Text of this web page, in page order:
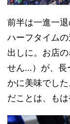
前半は一進一
ハーフタイム
出しに。お店
せん…）が、長
かに美味でし
だことは、も